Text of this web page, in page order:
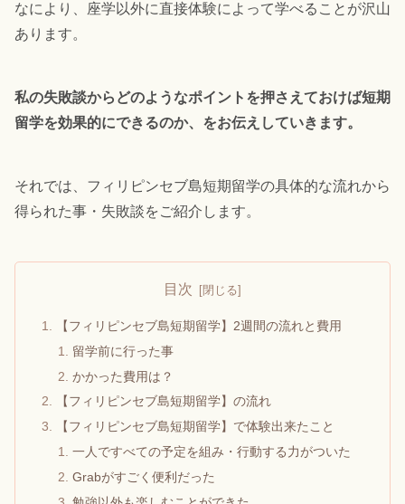
なにより、座学以外に直接体験によって学べることが沢山
あります。
私の失敗談からどのようなポイントを押さえておけば短期
留学を効果的にできるのか、をお伝えしていきます。
それでは、フィリピンセブ島短期留学の具体的な流れから
得られた事・失敗談をご紹介します。
目次
【フィリピンセブ島短期留学】2週間の流れと費用
留学前に行った事
かかった費用は？
【フィリピンセブ島短期留学】の流れ
【フィリピンセブ島短期留学】で体験出来たこと
一人ですべての予定を組み・行動する力がついた
Grabがすごく便利だった